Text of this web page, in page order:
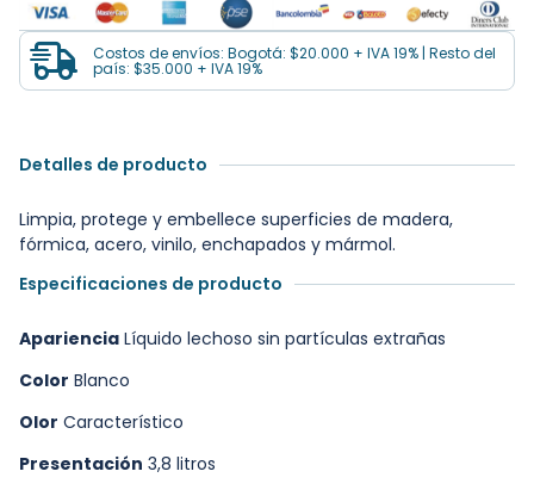
Costos de envíos: Bogotá: $20.000 + IVA 19% | Resto del
país: $35.000 + IVA 19%
Detalles de producto
Limpia, protege y embellece superficies de madera,
fórmica, acero, vinilo, enchapados y mármol.
Especificaciones de producto
Apariencia Líquido lechoso sin partículas extrañas
Color Blanco
Olor Característico
Presentación 3,8 litros